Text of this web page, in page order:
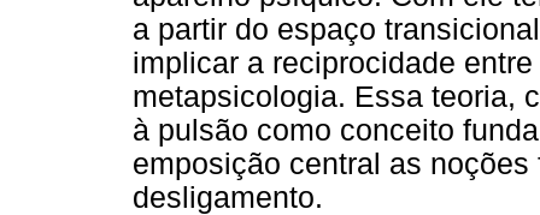
a partir do espaço
implicar a reciprocidade
metapsicologia. Essa teoria,
à pulsão como conceito
emposição central as
desligamento.